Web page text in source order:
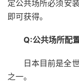
定公共场所必须安
即可获得。
Q:公共场所配
日本目前是全
之一。